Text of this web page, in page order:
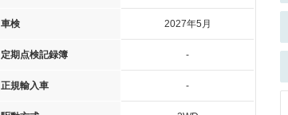
車検 2027年5月
定期点検記録簿 -
正規輸入車 -